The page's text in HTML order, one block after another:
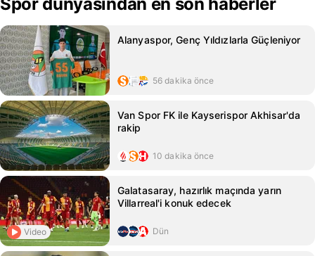
Alanyaspor, Genç Yıldızlarla Güçleniyor
56 dakika önce
Van Spor FK ile Kayserispor Akhisar'da
rakip
10 dakika önce
Video
Galatasaray, hazırlık maçında yarın
Villarreal'i konuk edecek
Dün